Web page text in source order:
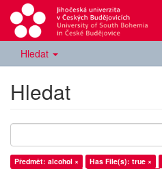
Hledat
Hledat
Předmět: alcohol × Has File(s): true ×